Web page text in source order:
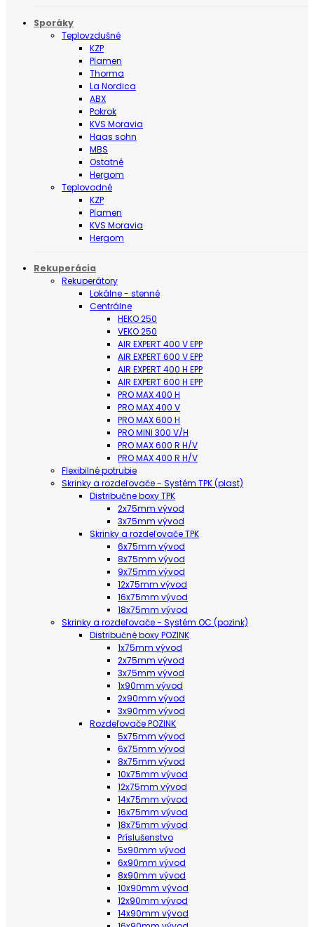
Sporáky
Teplovzdušné
KZP
Plamen
Thorma
La Nordica
ABX
Pokrok
KVS Moravia
Haas sohn
MBS
Ostatné
Hergom
Teplovodné
KZP
Plamen
KVS Moravia
Hergom
Rekuperácia
Rekuperátory
Lokálne - stenné
Centrálne
HEKO 250
VEKO 250
AIR EXPERT 400 V EPP
AIR EXPERT 600 V EPP
AIR EXPERT 400 H EPP
AIR EXPERT 600 H EPP
PRO MAX 400 H
PRO MAX 400 V
PRO MAX 600 H
PRO MINI 300 V/H
PRO MAX 600 R H/V
PRO MAX 400 R H/V
Flexibilné potrubie
Skrinky a rozdeľovače - Systém TPK (plast)
Distribučne boxy TPK
2x75mm vývod
3x75mm vývod
Skrinky a rozdeľovače TPK
6x75mm vývod
8x75mm vývod
9x75mm vývod
12x75mm vývod
16x75mm vývod
18x75mm vývod
Skrinky a rozdeľovače - Systém OC (pozink)
Distribučné boxy POZINK
1x75mm vývod
2x75mm vývod
3x75mm vývod
1x90mm vývod
2x90mm vývod
3x90mm vývod
Rozdeľovače POZINK
5x75mm vývod
6x75mm vývod
8x75mm vývod
10x75mm vývod
12x75mm vývod
14x75mm vývod
16x75mm vývod
18x75mm vývod
Príslušenstvo
5x90mm vývod
6x90mm vývod
8x90mm vývod
10x90mm vývod
12x90mm vývod
14x90mm vývod